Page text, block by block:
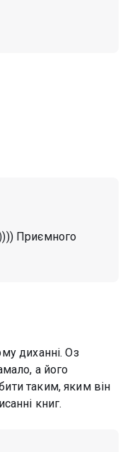
Приємного
диханні. Оз
а його
таким, яким він
книг.